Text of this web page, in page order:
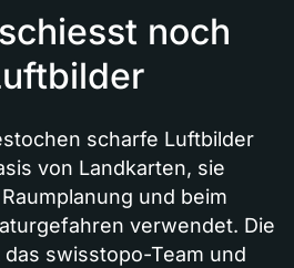
noch
scharfe Luftbilder
von Landkarten, sie
und beim
verwendet. Die
swisstopo-Team und